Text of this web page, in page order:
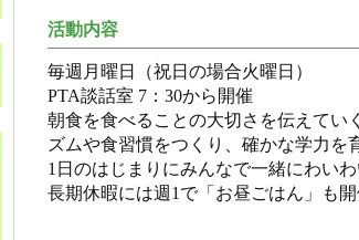
活動内容
毎週月曜日（祝日の場合火曜日）
PTA談話室 7：30から開催
朝食を食べることの大切さを伝えてい
ズムや食習慣をつくり、確かな学力を
1日のはじまりにみんなで一緒にわい
長期休暇には週1で「お昼ごはん」も開